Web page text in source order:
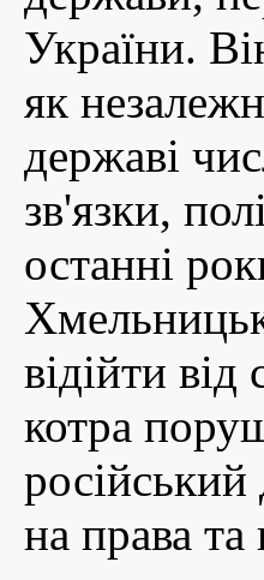
України.
як
державі
зв'язки,
останні
відійти
котра
російський
на права та